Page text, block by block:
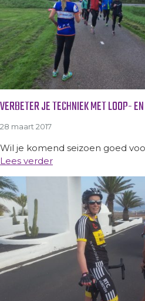
VERBETER JE TECHNIEK MET LOOP-
28 maart 2017
Wil je komend seizoen goed
Lees verder